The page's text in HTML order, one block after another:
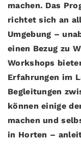
machen. Das
richtet sich an
Umgebung –
einen Bezug zu
Workshops
Erfahrungen im
Begleitungen
können einige
machen und
in Horten –